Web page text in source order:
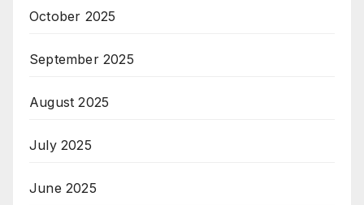
October 2025
September 2025
August 2025
July 2025
June 2025